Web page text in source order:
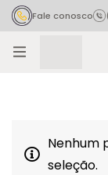
Fale conosco
Nenhum
seleção.